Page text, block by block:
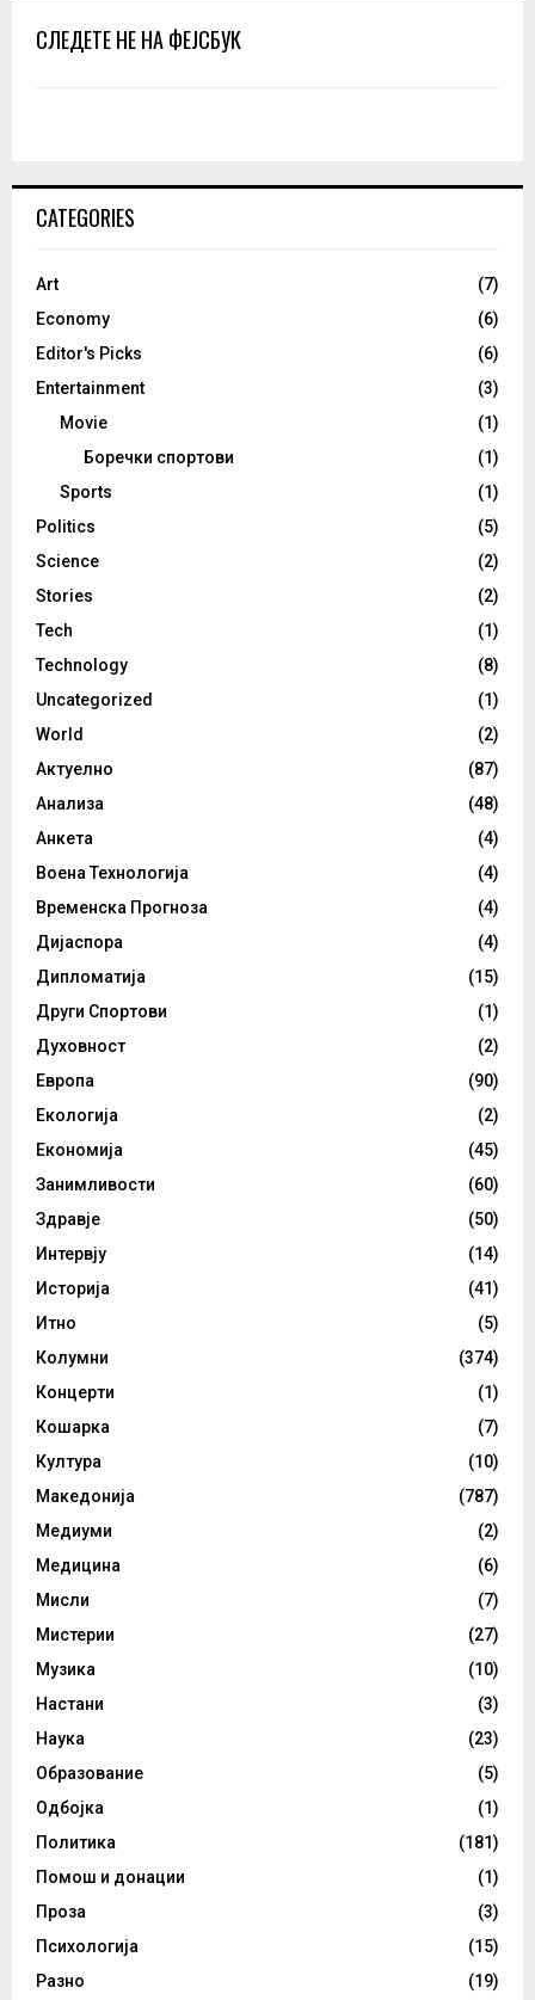
СЛЕДЕТЕ НЕ НА ФЕЈСБУК
CATEGORIES
Art
(7)
Economy
(6)
Editor's Picks
(6)
Entertainment
(3)
Movie
(1)
Боречки спортови
(1)
Sports
(1)
Politics
(5)
Science
(2)
Stories
(2)
Tech
(1)
Technology
(8)
Uncategorized
(1)
World
(2)
Актуелно
(87)
Анализа
(48)
Анкета
(4)
Воена Технологија
(4)
Временска Прогноза
(4)
Дијаспора
(4)
Дипломатија
(15)
Други Спортови
(1)
Духовност
(2)
Европа
(90)
Екологија
(2)
Економија
(45)
Занимливости
(60)
Здравје
(50)
Интервју
(14)
Историја
(41)
Итно
(5)
Колумни
(374)
Концерти
(1)
Кошарка
(7)
Култура
(10)
Македонија
(787)
Медиуми
(2)
Медицина
(6)
Мисли
(7)
Мистерии
(27)
Музика
(10)
Настани
(3)
Наука
(23)
Образование
(5)
Одбојка
(1)
Политика
(181)
Помош и донации
(1)
Проза
(3)
Психологија
(15)
Разно
(19)